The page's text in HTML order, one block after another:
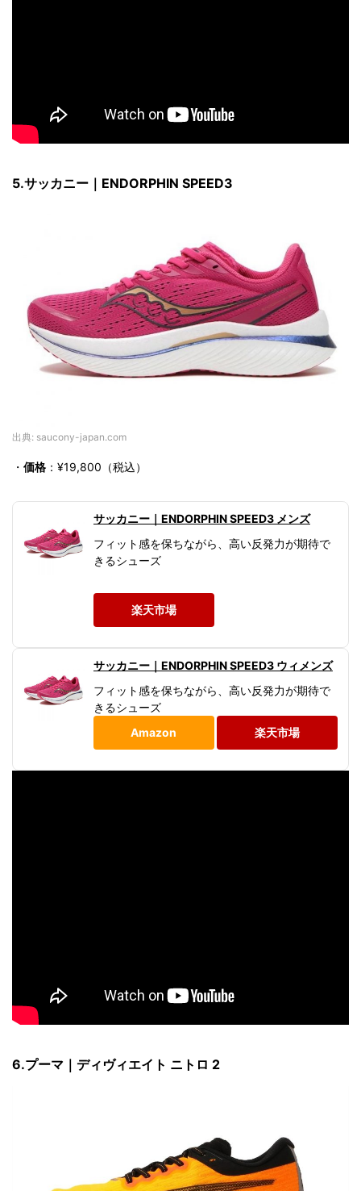
5.サッカニー｜ENDORPHIN SPEED3
出典: saucony-japan.com
・ 価格 ：¥19,800（税込）
サッカニー｜ENDORPHIN SPEED3 メンズ
フィット感を保ちながら、高い反発力が期待で
きるシューズ
楽天市場
サッカニー｜ENDORPHIN SPEED3 ウィメンズ
フィット感を保ちながら、高い反発力が期待で
きるシューズ
Amazon
楽天市場
6.プーマ｜ディヴィエイト ニトロ 2